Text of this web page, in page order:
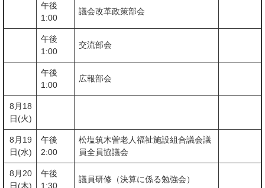
午後
1:00
議会改革政策部会
午後
1:00
交流部会
午後
1:00
広報部会
8月18
日(火)
8月19
日(水)
午後
2:00
松塩筑木曽老人福祉施設組合議会議
員全員協議会
8月20
日(木)
午後
1:30
議員研修（決算に係る勉強会）